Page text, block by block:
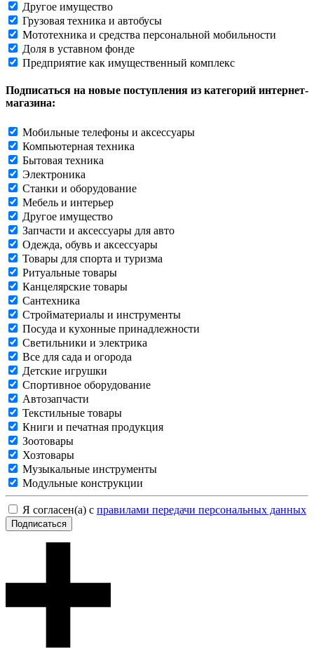
Другое имущество
Грузовая техника и автобусы
Мототехника и средства персональной мобильности
Доля в уставном фонде
Предприятие как имущественный комплекс
Подписаться на новые поступления из категорий интернет-
магазина:
Мобильные телефоны и аксессуары
Компьютерная техника
Бытовая техника
Электроника
Станки и оборудование
Мебель и интерьер
Другое имущество
Запчасти и аксессуары для авто
Одежда, обувь и аксессуары
Товары для спорта и туризма
Ритуальные товары
Канцелярские товары
Сантехника
Стройматериалы и инструменты
Посуда и кухонные принадлежности
Светильники и электрика
Все для сада и огорода
Детские игрушки
Спортивное оборудование
Автозапчасти
Текстильные товары
Книги и печатная продукция
Зоотовары
Хозтовары
Музыкальные инструменты
Модульные конструкции
Я согласен(а) с правилами передачи персональных данных
Подписаться